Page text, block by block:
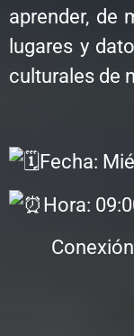
aprender, de
lugares y
culturales de
Fecha:
Hora: